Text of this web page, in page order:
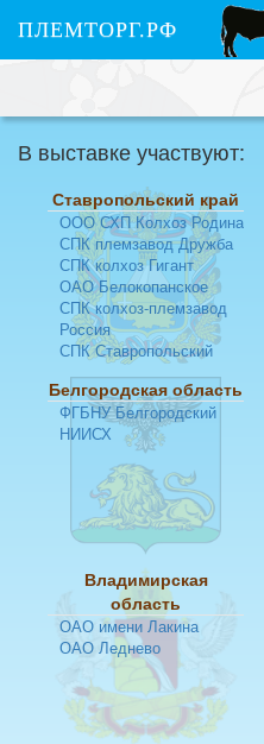
ПЛЕМТОРГ.РФ
В выставке участвуют:
Ставропольский край
ООО СХП Колхоз Родина
СПК племзавод Дружба
СПК колхоз Гигант
ОАО Белокопанское
СПК колхоз-племзавод
Россия
СПК Ставропольский
Белгородская область
ФГБНУ Белгородский
НИИСХ
Владимирская
область
ОАО имени Лакина
ОАО Леднево